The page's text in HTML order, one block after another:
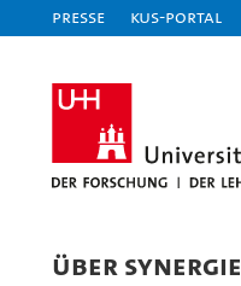
Presse KUS-Portal
ÜBER SYNERGIE